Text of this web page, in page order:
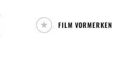
Mafiosi Robert De Niro.
FILM VORMERKEN